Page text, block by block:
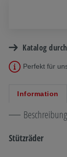
Katalog
Perfekt für
Information
Beschreibung
Stützräder